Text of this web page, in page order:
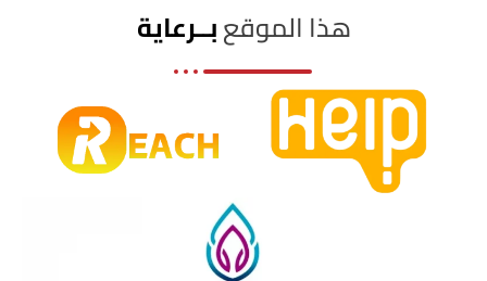
هذا الموقعبــرعاية